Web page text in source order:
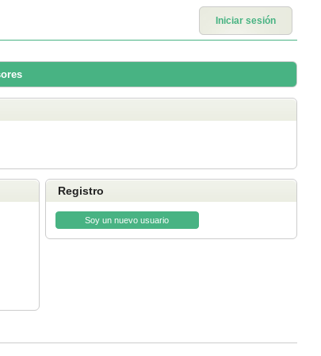
Iniciar sesión
Registro